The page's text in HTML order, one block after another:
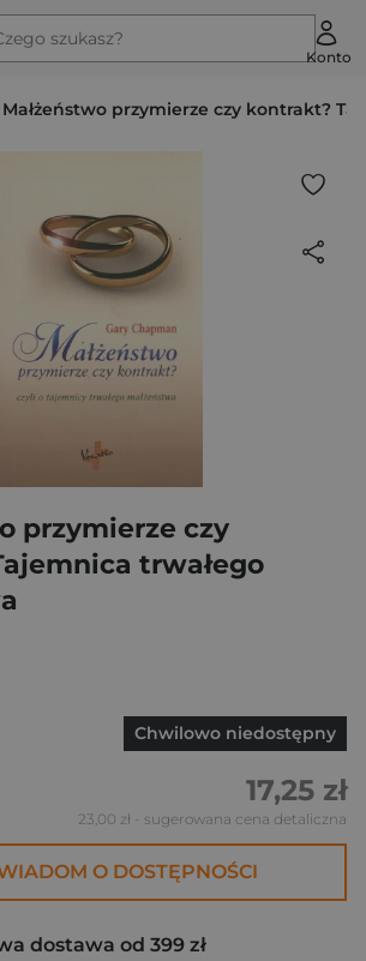
szukasz?
Konto
Małżeństwo przymierze czy kontrakt?
przymierze czy
trwałego
Chwilowo niedostępny
17,25 zł
23,00 zł - sugerowana cena detaliczna
O DOSTĘPNOŚCI
dostawa od 399 zł